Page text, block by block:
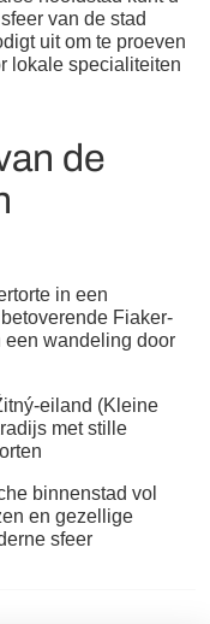
van de stad
uit om te proeven
lokale specialiteiten
de
in een
Fiaker-
een wandeling door
eiland (Kleine
met stille
binnenstad vol
en gezellige
sfeer